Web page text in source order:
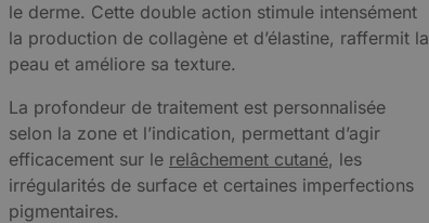
le derme. Cette double action stimule intensément
la production de collagène et d’élastine, raffermit la
peau et améliore sa texture.
La profondeur de traitement est personnalisée
selon la zone et l’indication, permettant d’agir
efficacement sur le relâchement cutané, les
irrégularités de surface et certaines imperfections
pigmentaires.